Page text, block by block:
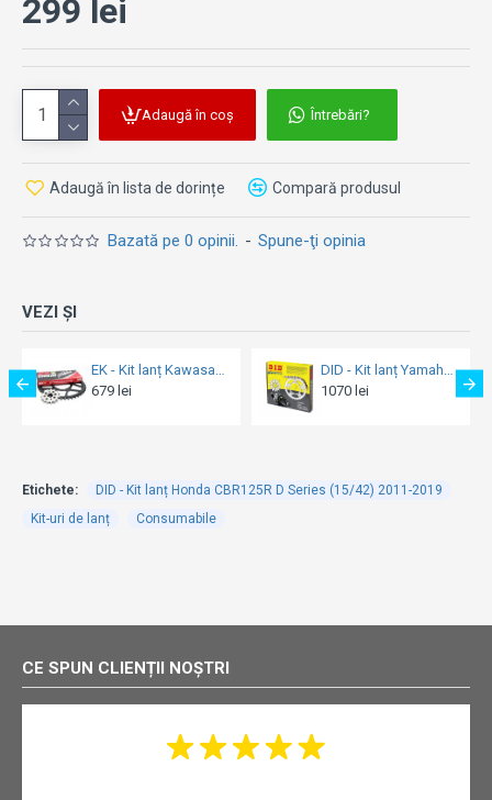
Bazată pe 0 opinii. - Spune-ţi opinia
299 lei
Adaugă în coș Întrebări?
Adaugă în lista de dorințe Compară produsul
VEZI ȘI
EK - Kit lanț Kawasaki ZX-6R 600 Ninja (2007-2017)
DID - Kit lanț Yamaha YZF1000 / FZR1000 Exup '89
Etichete:
DID - Kit lanț Honda CBR125R D Series (15/42) 2011-2019
Kit-uri de lanț
Consumabile
CE SPUN CLIENȚII NOȘTRI